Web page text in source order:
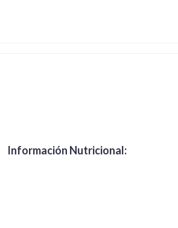
Información Nutricional: